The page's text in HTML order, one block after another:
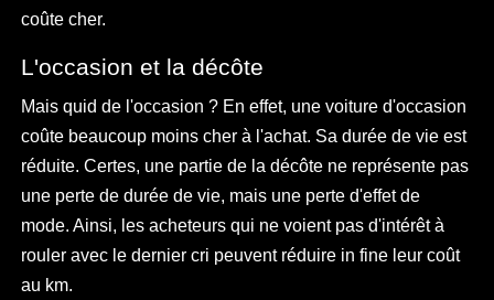
coûte cher.
L'occasion et la décôte
Mais quid de l'occasion ? En effet, une voiture d'occasion
coûte beaucoup moins cher à l'achat. Sa durée de vie est
réduite. Certes, une partie de la décôte ne représente pas
une perte de durée de vie, mais une perte d'effet de
mode. Ainsi, les acheteurs qui ne voient pas d'intérêt à
rouler avec le dernier cri peuvent réduire in fine leur coût
au km.